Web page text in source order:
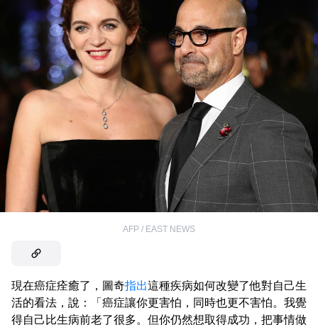
AFP / EAST NEWS
現在癌症痊癒了，圖奇指出這種疾病如何改變了他對自己生
活的看法，說：「癌症讓你更害怕，同時也更不害怕。我覺
得自己比生病前老了很多。但你仍然想取得成功，把事情做